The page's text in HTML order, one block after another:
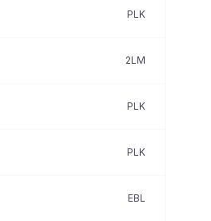
PLK
2LM
PLK
PLK
EBL